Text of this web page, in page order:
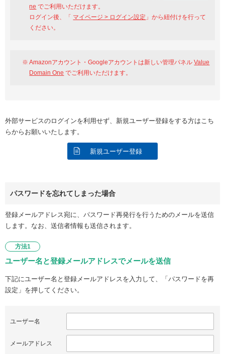
ne でご利用いただけます。
ログイン後、「 マイページ > ログイン設定 」から紐付けを行って
ください。
Amazonアカウント・Googleアカウントは新しい管理パネルValue
Domain One でご利用いただけます。
外部サービスのログインを利用せず、新規ユーザー登録をする方はこち
らからお願いいたします。
新規ユーザー登録
パスワードを忘れてしまった場合
登録メールアドレス宛に、パスワード再発行を行うためのメールを送信
します。なお、送信者情報も送信されます。
方法1
ユーザー名と登録メールアドレスでメールを送信
下記にユーザー名と登録メールアドレスを入力して、「パスワードを再
設定」を押してください。
ユーザー名
メールアドレス